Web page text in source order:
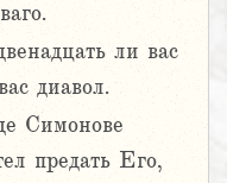
ли вас
диавол.
Симонове
предать Его,